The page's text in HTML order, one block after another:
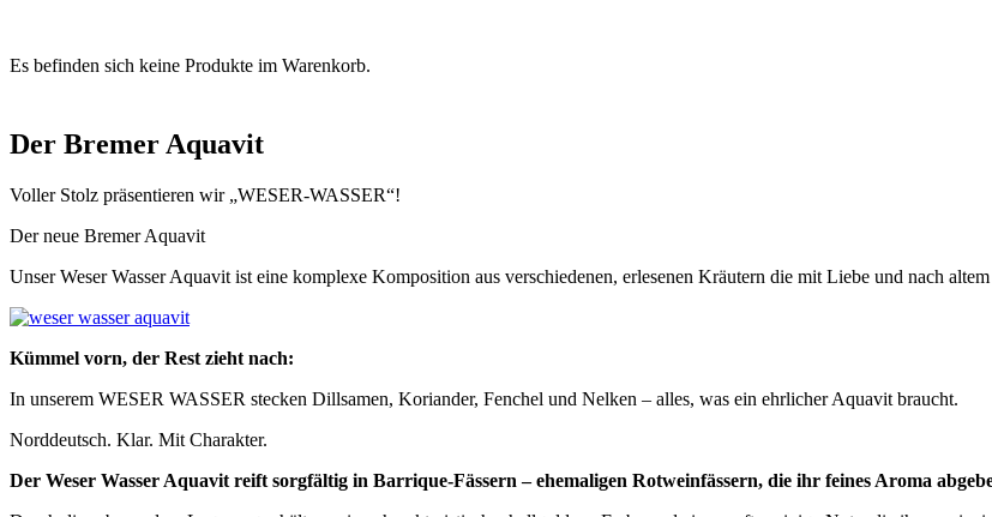
Es befinden sich keine Produkte im Warenkorb.
Der Bremer Aquavit
Voller Stolz präsentieren wir „WESER-WASSER“!
Der neue Bremer Aquavit
Unser Weser Wasser Aquavit ist eine komplexe Komposition aus verschiedenen, erlesenen Kräutern die mit Liebe und nach
Kümmel vorn, der Rest zieht nach:
In unserem WESER WASSER stecken Dillsamen, Koriander, Fenchel und Nelken – alles, was ein ehrlicher Aquavit braucht.
Norddeutsch. Klar. Mit Charakter.
Der Weser Wasser Aquavit reift sorgfältig in Barrique-Fässern – ehemaligen Rotweinfässern, die ihr feines Aroma